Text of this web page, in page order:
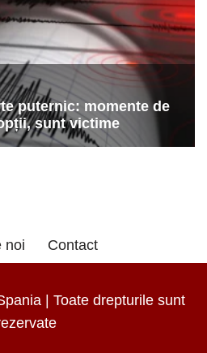
noi Contact
| Toate drepturile sunt